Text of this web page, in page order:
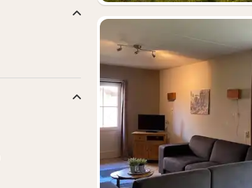
Vorheriges Bild